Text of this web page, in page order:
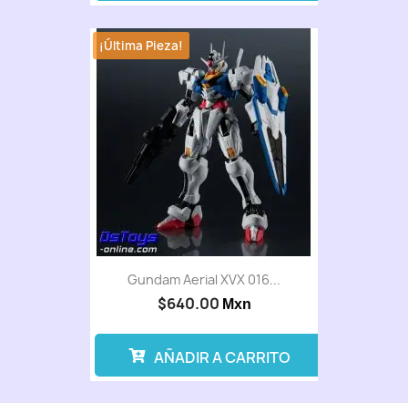
Gundam Aerial XVX 016...
$640.00 Mxn
¡Última Pieza!
AÑADIR A CARRITO